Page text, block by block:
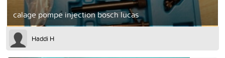
calage pompe injection bosch lucas
Haddi H